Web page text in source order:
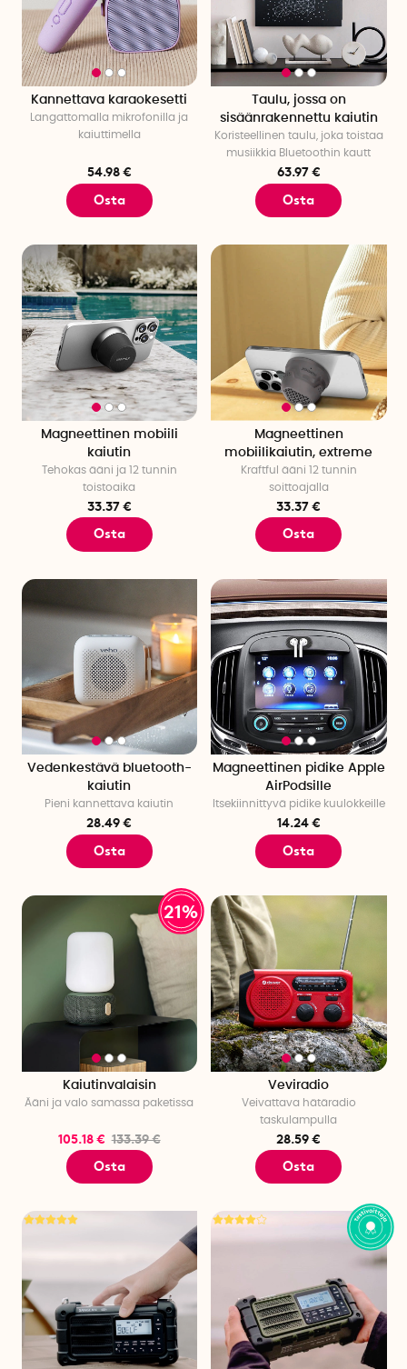
Kannettava karaokesetti
Langattomalla mikrofonilla ja
kaiuttimella
54.98 €
Osta
Taulu, jossa on
sisäänrakennettu kaiutin
Koristeellinen taulu, joka toistaa
musiikkia Bluetoothin kautt
63.97 €
Osta
Magneettinen mobiili
kaiutin
Tehokas ääni ja 12 tunnin
toistoaika
33.37 €
Osta
Magneettinen
mobiilikaiutin, extreme
Kraftful ääni 12 tunnin
soittoajalla
33.37 €
Osta
Vedenkestävä bluetooth-
kaiutin
Pieni kannettava kaiutin
28.49 €
Osta
Magneettinen pidike Apple
AirPodsille
Itsekiinnittyvä pidike kuulokkeille
14.24 €
Osta
21%
Kaiutinvalaisin
Ääni ja valo samassa paketissa
105.18 € 133.39 €
Osta
Veviradio
Veivattava hätäradio
taskulampulla
28.59 €
Osta